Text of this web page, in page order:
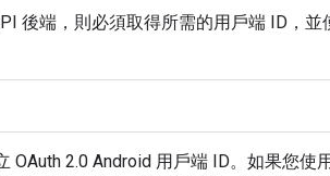
後端，則必須取得所需的用戶端 ID，
OAuth 2.0 Android 用戶端 ID。如果您使